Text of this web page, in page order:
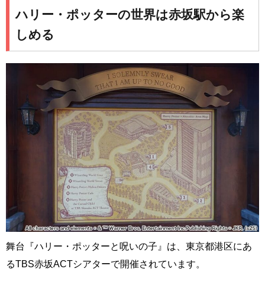
ハリー・ポッターの世界は赤坂駅から楽
しめる
舞台『ハリー・ポッターと呪いの子』は、東京都港区にあ
るTBS赤坂ACTシアターで開催されています。